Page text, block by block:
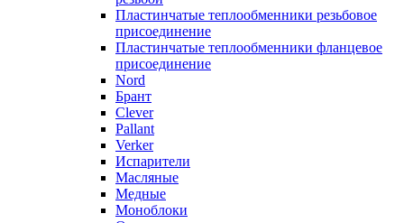
Пластинчатые теплообменники резьбовое
присоединение
Пластинчатые теплообменники фланцевое
присоединение
Nord
Брант
Clever
Pallant
Verker
Испарители
Масляные
Медные
Моноблоки